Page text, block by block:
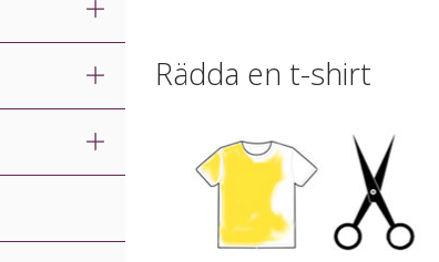
Rädda en t-shirt